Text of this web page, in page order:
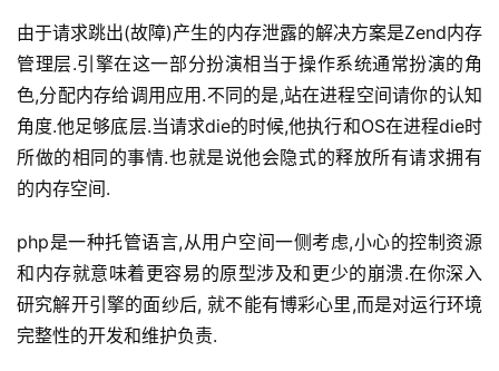
由于请求跳出(故障)产生的内存泄露的解决方案是Zend内存
管理层.引擎在这一部分扮演相当于操作系统通常扮演的角
色,分配内存给调用应用.不同的是,站在进程空间请你的认知
角度.他足够底层.当请求die的时候,他执行和OS在进程die时
所做的相同的事情.也就是说他会隐式的释放所有请求拥有
的内存空间.
php是一种托管语言,从用户空间一侧考虑,小心的控制资源
和内存就意味着更容易的原型涉及和更少的崩溃.在你深入
研究解开引擎的面纱后, 就不能有博彩心里,而是对运行环境
完整性的开发和维护负责.